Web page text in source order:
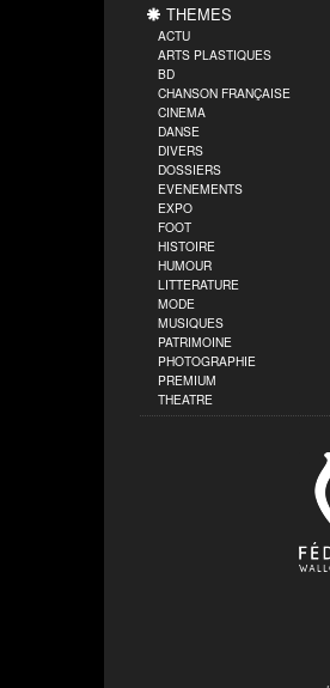
THEMES
ACTU
ARTS PLASTIQUES
BD
CHANSON FRANÇAISE
CINEMA
DANSE
DIVERS
DOSSIERS
EVENEMENTS
EXPO
FOOT
HISTOIRE
HUMOUR
LITTERATURE
MODE
MUSIQUES
PATRIMOINE
PHOTOGRAPHIE
PREMIUM
THEATRE